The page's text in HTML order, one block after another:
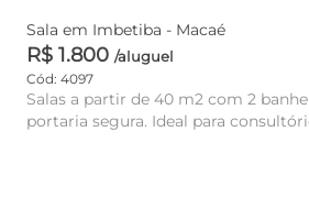
Sala em Imbetiba - Macaé
R$ 1.800 /aluguel
Cód: 4097
Salas a partir de 40 m2 com 2
portaria segura. Ideal para